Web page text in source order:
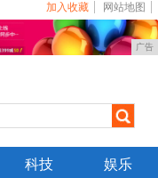
加入收藏 网站地图
广告
科技 娱乐